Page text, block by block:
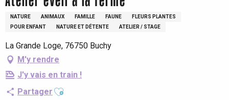
NATURE ANIMAUX FAMILLE FAUNE
FLEURS PLANTES
POUR ENFANT
NATURE ET DÉTENTE ATELIER / STAGE
La Grande Loge, 76750 Buchy
M'y rendre
J'y vais en train !
Partager Ajouter aux favoris